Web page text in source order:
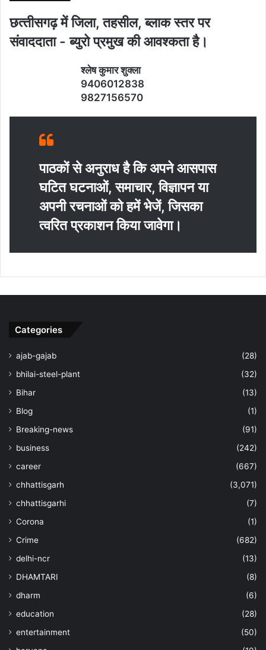
छत्‍तीसगढ़ में जिला, तहसील, ब्‍लाक स्‍तर पर
संवाददाता - ब्‍युरो प्रमुख की आवश्‍कता है।
श्‍लेष कुमार शुक्‍ला
9406012838
9827156570
पाठकों से अनुराध है कि अपने आसपास
घटित घटनाओं, समाचार, विज्ञापन या
अपनी रचनाओं को हमें भेजें, जिसका
त्‍वरित प्रकाशन किया जावेगा।
Categories
ajab-gajab
(28)
bhilai-steel-plant
(32)
Bihar
(13)
Blog
(1)
Breaking-news
(91)
business
(242)
career
(667)
chhattisgarh
(3,071)
chhattisgarhi
(7)
Corona
(1)
Crime
(682)
delhi-ncr
(13)
DHAMTARI
(8)
dharm
(6)
education
(28)
entertainment
(50)